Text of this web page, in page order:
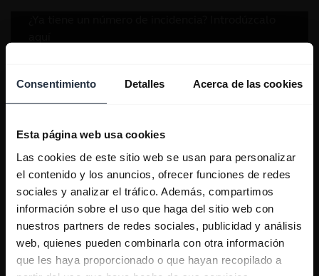
Consentimiento Detalles Acerca de las cookies
Esta página web usa cookies
Las cookies de este sitio web se usan para personalizar
el contenido y los anuncios, ofrecer funciones de redes
sociales y analizar el tráfico. Además, compartimos
información sobre el uso que haga del sitio web con
nuestros partners de redes sociales, publicidad y análisis
web, quienes pueden combinarla con otra información
que les haya proporcionado o que hayan recopilado a